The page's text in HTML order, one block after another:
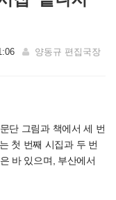
양동규 편집국장
단 그림과 책에서 세 번
첫 번째 시집과 두 번
바 있으며, 부산에서